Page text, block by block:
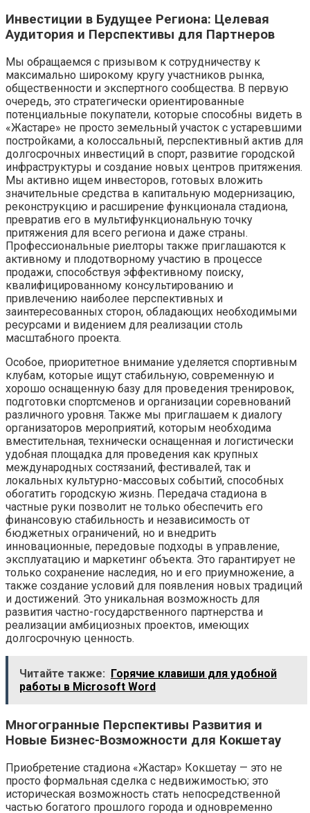
Инвестиции в Будущее Региона: Целевая
Аудитория и Перспективы для Партнеров
Мы обращаемся с призывом к сотрудничеству к
максимально широкому кругу участников рынка,
общественности и экспертного сообщества. В первую
очередь, это стратегически ориентированные
потенциальные покупатели, которые способны видеть в
«Жастаре» не просто земельный участок с устаревшими
постройками, а колоссальный, перспективный актив для
долгосрочных инвестиций в спорт, развитие городской
инфраструктуры и создание новых центров притяжения.
Мы активно ищем инвесторов, готовых вложить
значительные средства в капитальную модернизацию,
реконструкцию и расширение функционала стадиона,
превратив его в мультифункциональную точку
притяжения для всего региона и даже страны.
Профессиональные риелторы также приглашаются к
активному и плодотворному участию в процессе
продажи, способствуя эффективному поиску,
квалифицированному консультированию и
привлечению наиболее перспективных и
заинтересованных сторон, обладающих необходимыми
ресурсами и видением для реализации столь
масштабного проекта.
Особое, приоритетное внимание уделяется спортивным
клубам, которые ищут стабильную, современную и
хорошо оснащенную базу для проведения тренировок,
подготовки спортсменов и организации соревнований
различного уровня. Также мы приглашаем к диалогу
организаторов мероприятий, которым необходима
вместительная, технически оснащенная и логистически
удобная площадка для проведения как крупных
международных состязаний, фестивалей, так и
локальных культурно-массовых событий, способных
обогатить городскую жизнь. Передача стадиона в
частные руки позволит не только обеспечить его
финансовую стабильность и независимость от
бюджетных ограничений, но и внедрить
инновационные, передовые подходы в управление,
эксплуатацию и маркетинг объекта. Это гарантирует не
только сохранение наследия, но и его приумножение, а
также создание условий для появления новых традиций
и достижений. Это уникальная возможность для
развития частно-государственного партнерства и
реализации амбициозных проектов, имеющих
долгосрочную ценность.
Читайте также: Горячие клавиши для удобной
работы в Microsoft Word
Многогранные Перспективы Развития и
Новые Бизнес-Возможности для Кокшетау
Приобретение стадиона «Жастар» Кокшетау — это не
просто формальная сделка с недвижимостью; это
историческая возможность стать непосредственной
частью богатого прошлого города и одновременно